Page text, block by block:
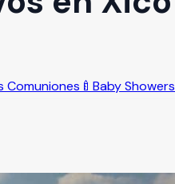
Comuniones 🍼 Baby Showers